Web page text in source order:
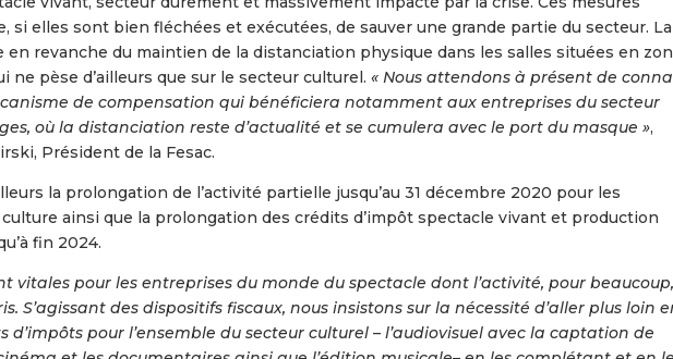
si elles sont bien fléchées et exécutées, de sauver une grande partie du secteur. La
en revanche du maintien de la distanciation physique dans les salles situées en
ne pèse d’ailleurs que sur le secteur culturel.« Nous attendons à présent de
de compensation qui bénéficiera notamment aux entreprises du secteur
où la distanciation reste d’actualité et se cumulera avec le port du masque »,
Président de la Fesac.
la prolongation de l’activité partielle jusqu’au 31 décembre 2020 pour les
ainsi que la prolongation des crédits d’impôt spectacle vivant et production
fin 2024.
vitales pour les entreprises du monde du spectacle dont l’activité, pour beaucoup,
S’agissant des dispositifs fiscaux, nous insistons sur la nécessité d’aller plus loin
d’impôts pour l’ensemble du secteur culturel – l’audiovisuel avec la captation de